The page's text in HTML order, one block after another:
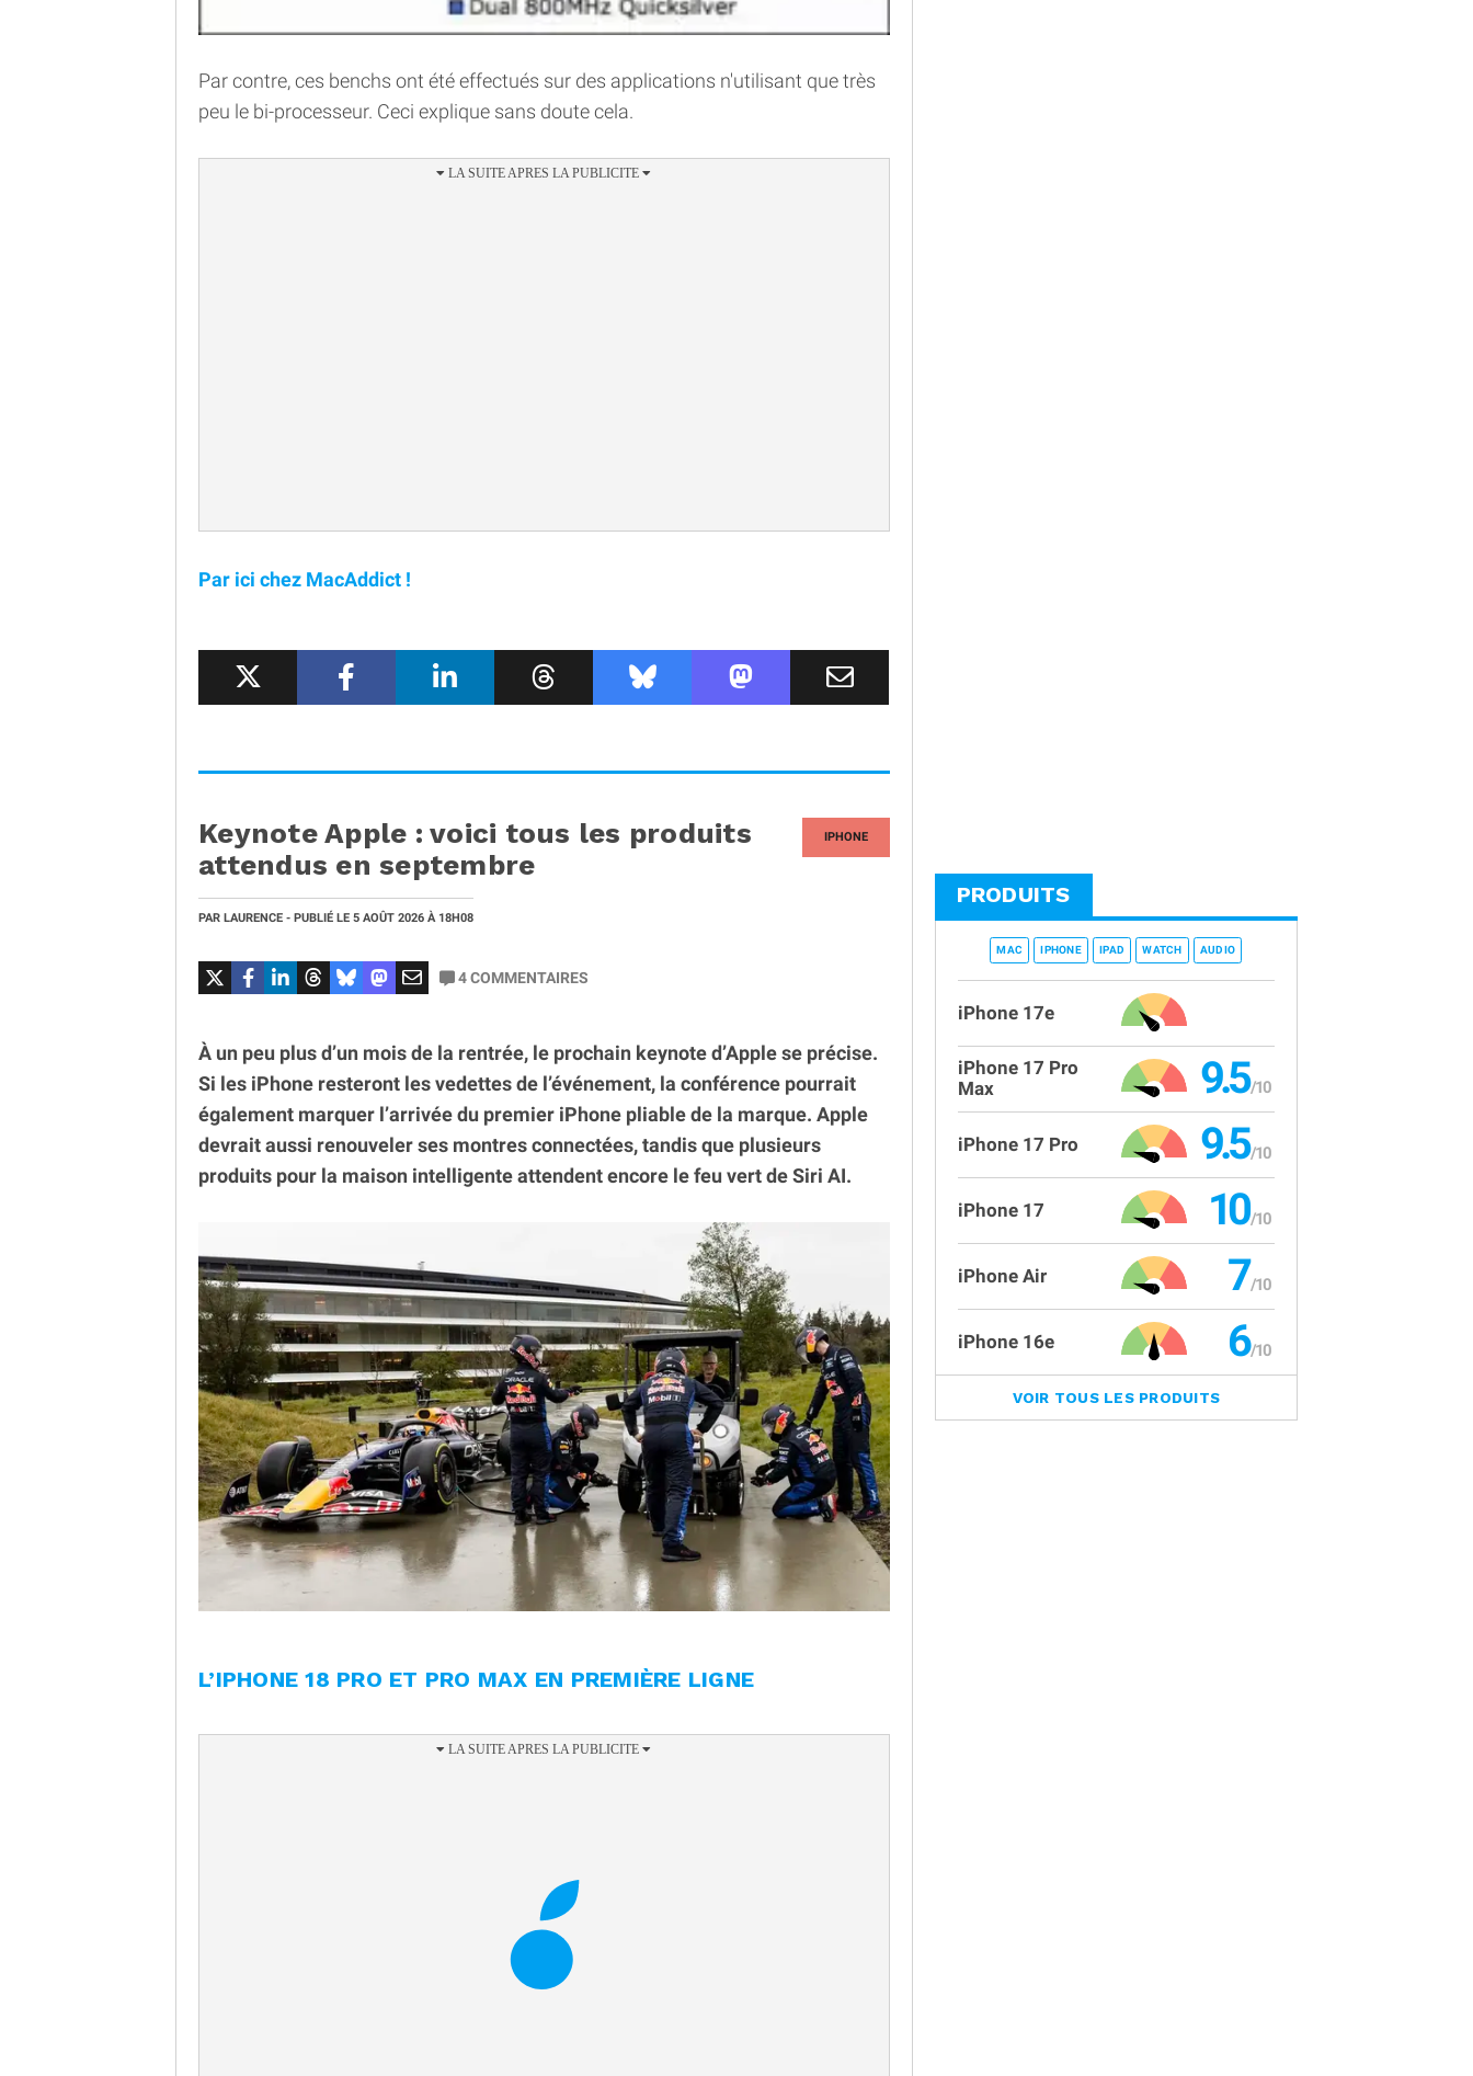
Par contre, ces benchs ont été effectués sur des applications n'utilisant que très
peu le bi-processeur. Ceci explique sans doute cela.
Par ici chez MacAddict !
IPHONE
Keynote Apple : voici tous les produits
attendus en septembre
PAR LAURENCE - PUBLIÉ LE 5 AOÛT 2026 À 18H08
4COMMENTAIRES
À un peu plus d’un mois de la rentrée, le prochain keynote d’Apple se précise.
Si les iPhone resteront les vedettes de l’événement, la conférence pourrait
également marquer l’arrivée du premier iPhone pliable de la marque. Apple
devrait aussi renouveler ses montres connectées, tandis que plusieurs
produits pour la maison intelligente attendent encore le feu vert de Siri AI.
L’IPHONE 18 PRO ET PRO MAX EN PREMIÈRE LIGNE
PRODUITS
MAC IPHONE IPAD WATCH AUDIO
iPhone 17e
iPhone 17 Pro
Max
9.5
iPhone 17 Pro 9.5
iPhone 17 10
iPhone Air 7
iPhone 16e 6
VOIR TOUS LES PRODUITS